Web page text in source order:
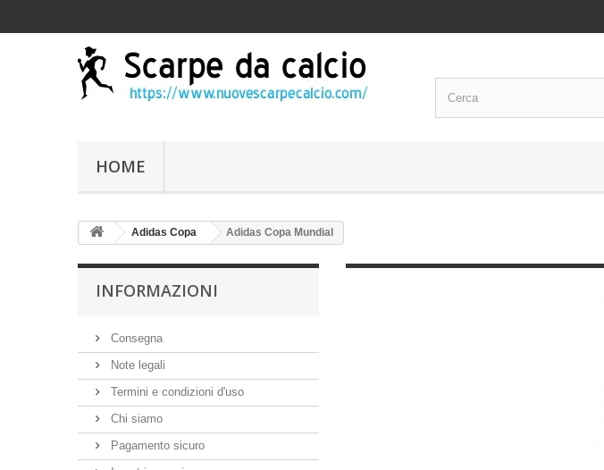
HOME
Adidas Copa Adidas Copa Mundial
INFORMAZIONI
Consegna
Note legali
Termini e condizioni d'uso
Chi siamo
Pagamento sicuro